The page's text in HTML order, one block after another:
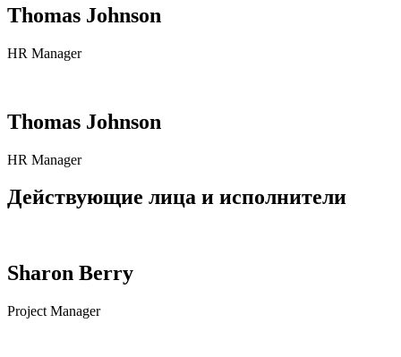
Thomas Johnson
HR Manager
Thomas Johnson
HR Manager
Действующие лица и исполнители
Sharon Berry
Project Manager